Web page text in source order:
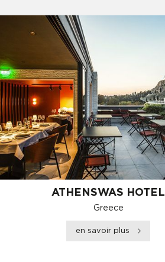
ATHENSWAS HOTEL
Greece
en savoir plus